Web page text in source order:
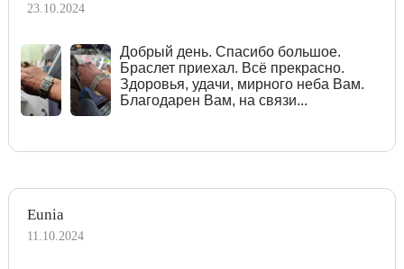
23.10.2024
Добрый день. Спасибо большое.
Браслет приехал. Всё прекрасно.
Здоровья, удачи, мирного неба Вам.
Благодарен Вам, на связи...
Eunia
11.10.2024